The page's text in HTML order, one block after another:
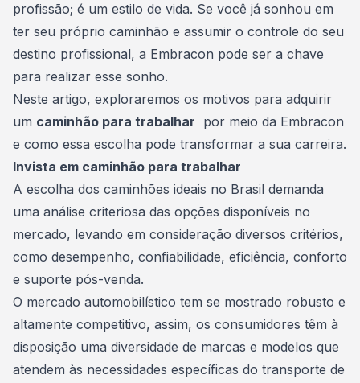
profissão; é um estilo de vida. Se você já sonhou em
ter seu próprio caminhão e assumir o controle do seu
destino profissional, a Embracon pode ser a chave
para realizar esse sonho.
Neste artigo, exploraremos os motivos para adquirir
um caminhão para trabalhar por meio da Embracon
e como essa escolha pode transformar a sua carreira.
Invista em caminhão para trabalhar
A escolha dos caminhões ideais no Brasil demanda
uma análise criteriosa das opções disponíveis no
mercado, levando em consideração diversos critérios,
como desempenho, confiabilidade, eficiência, conforto
e suporte pós-venda.
O mercado automobilístico tem se mostrado robusto e
altamente competitivo, assim, os consumidores têm à
disposição uma diversidade de marcas e modelos que
atendem às necessidades específicas do transporte de